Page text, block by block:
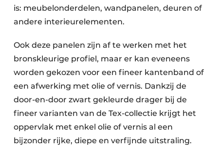
is: meubelonderdelen, wandpanelen, deuren of
andere interieurelementen.
Ook deze panelen zijn af te werken met het
bronskleurige profiel, maar er kan eveneens
worden gekozen voor een fineer kantenband of
een afwerking met olie of vernis. Dankzij de
door-en-door zwart gekleurde drager bij de
fineer varianten van de Tex-collectie krijgt het
oppervlak met enkel olie of vernis al een
bijzonder rijke, diepe en verfijnde uitstraling.